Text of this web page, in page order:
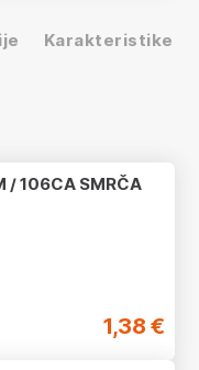
Karakteristike
/ 106CA SMRČA
1,38 €